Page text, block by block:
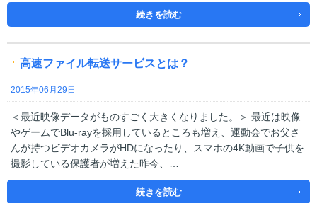
続きを読む
高速ファイル転送サービスとは？
2015年06月29日
＜最近映像データがものすごく大きくなりました。＞ 最近は映像
やゲームでBlu-rayを採用しているところも増え、運動会でお父さ
んが持つビデオカメラがHDになったり、スマホの4K動画で子供を
撮影している保護者が増えた昨今、…
続きを読む